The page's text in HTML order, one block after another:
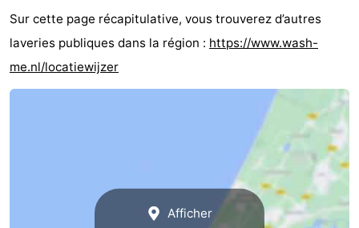
Sur cette page récapitulative, vous trouverez d’autres
laveries publiques dans la région : https://www.wash-
me.nl/locatiewijzer
Afficher